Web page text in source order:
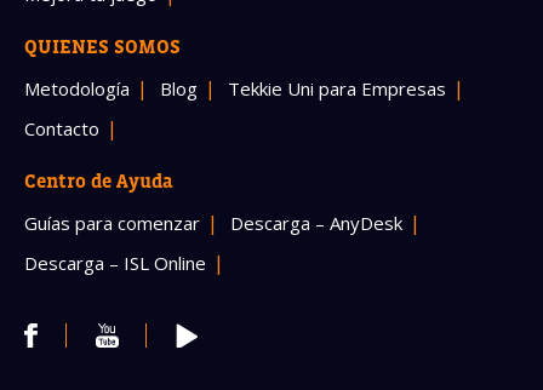
QUIENES SOMOS
Metodología Blog
Tekkie Uni para Empresas
Contacto
Centro de Ayuda
Guías para comenzar
Descarga – AnyDesk
Descarga – ISL Online